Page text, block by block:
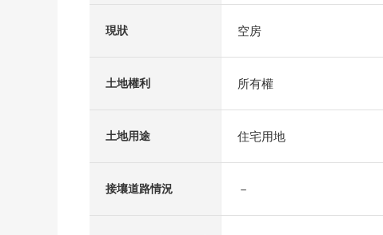
現狀 空房
土地權利 所有權
土地用途 住宅用地
接壤道路情況 －